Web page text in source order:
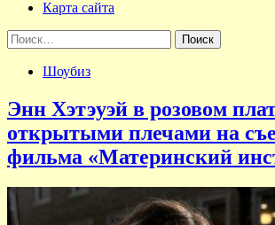
Карта сайта
Найти:
Шоубиз
Энн Хэтэуэй в розовом
открытыми плечами на
фильма «Материнский